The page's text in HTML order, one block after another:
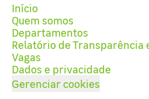
Início
Quem somos
Departamentos
Relatório de Transparência
Vagas
Dados e privacidade
Gerenciar cookies